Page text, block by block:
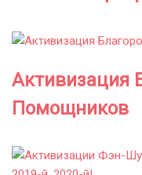
Активизация
Помощников